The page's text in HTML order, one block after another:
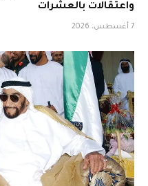
واعتقالات بالعشرات
7 أغسطس، 2026